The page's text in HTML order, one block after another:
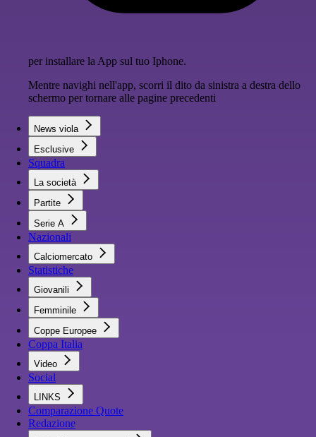
per installare la App sul tuo Iphone.
Mentre navighi nell'app, scorri il dito da sinistra a destra dello
schermo per tornare alle pagine precedenti
News viola
Esclusive
Squadra
La società
Partite
Serie A
Nazionali
Calciomercato
Statistiche
Giovanili
Femminile
Coppe Europee
Coppa Italia
Video
Social
LINKS
Comparazione Quote
Redazione